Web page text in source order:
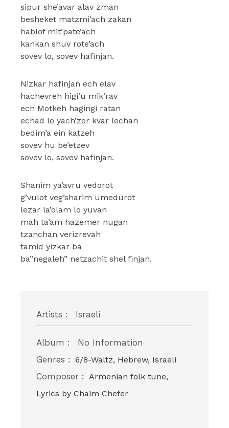
sipur she’avar alav zman
besheket matzmi’ach zakan
hablof mit’pate’ach
kankan shuv rote’ach
sovev lo, sovev hafinjan.
Nizkar hafinjan ech elav
hachevreh higi’u mik’rav
ech Motkeh hagingi ratan
echad lo yach’zor kvar lechan
bedim’a ein katzeh
sovev hu be’etzev
sovev lo, sovev hafinjan.
Shanim ya’avru vedorot
g’vulot veg’sharim umedurot
lezar la’olam lo yuvan
mah ta’am hazemer nugan
tzanchan verizrevah
tamid yizkar ba
ba”negaleh” netzachit shel finjan.
Artists : Israeli
Album :
No Information
Genres : 6/8-Waltz, Hebrew, Israeli
Composer :
Armenian folk tune,
Lyrics by Chaim Chefer